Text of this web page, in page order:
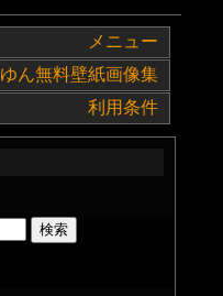
メニュー
ゆん無料壁紙画像集
利用条件